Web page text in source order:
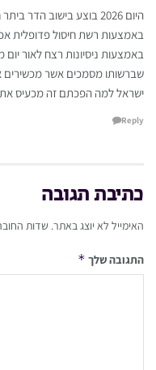
היום 2026 בוצע בישוב
באמצעות רשת חיסול פדופלית
באמצעות ניסיונות רצח לאור
שברשותו מסמכים אשר מכשירים
ישראל למה הפכתם זה מכעיס
Reply
כתיבת תגובה
האימייל לא יוצג באתר. שדות
התגובה שלך *